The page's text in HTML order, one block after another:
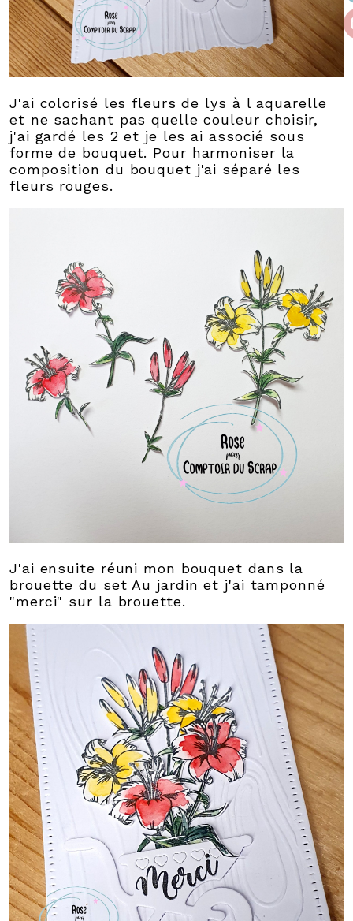
J'ai colorisé les fleurs de lys à l aquarelle
et ne sachant pas quelle couleur choisir,
j'ai gardé les 2 et je les ai associé sous
forme de bouquet. Pour harmoniser la
composition du bouquet j'ai séparé les
fleurs rouges.
J'ai ensuite réuni mon bouquet dans la
brouette du set Au jardin et j'ai tamponné
"merci" sur la brouette.